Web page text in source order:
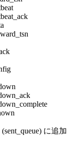
に追加